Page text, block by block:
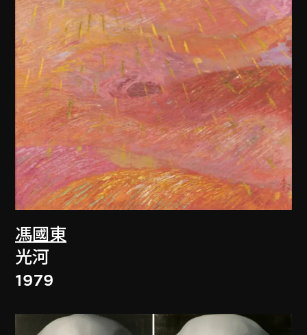
馮國東
光河
1979